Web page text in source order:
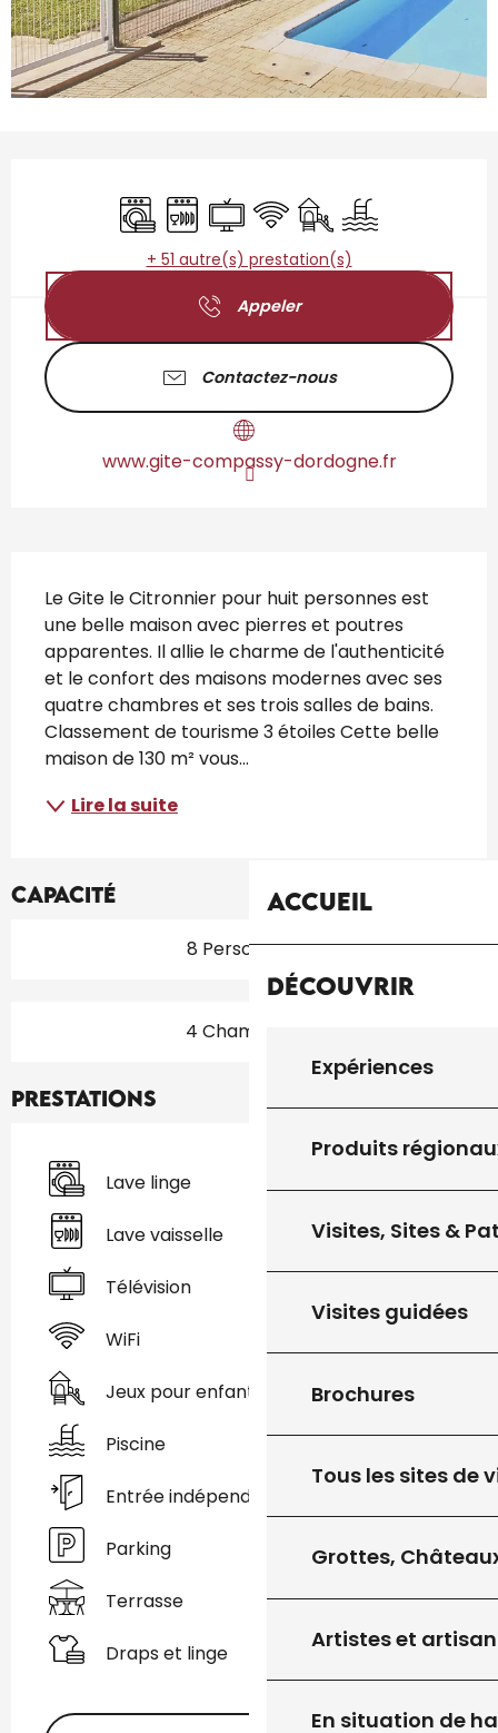
Accueil
Découvrir
Expériences
Produits
Visites, Sites &
Visites guidées
Brochures
Tous les sites de
Grottes,
Artistes et
En situation de
Lave lingeLave vaisselle
Télévision
WiFi Jeux pour enfants /
Piscine
+ 51 autre(s) prestation(s)
Appeler
Contactez-nous
www.gite-compassy-dordogne.fr
Le Gite le Citronnier pour huit personnes est
une belle maison avec pierres et poutres
apparentes. Il allie le charme de l'authenticité
et le confort des maisons modernes avec ses
quatre chambres et ses trois salles de bains.
Classement de tourisme 3 étoiles Cette belle
maison de 130 m² vous...
Lire la suite
Capacité
8 Personne(s)
4 Chambre(s)
Prestations
Lave linge
Lave vaisselle
Télévision
WiFi
Jeux pour enfants / Espace jeux
Piscine
Entrée indépendante
Parking
Terrasse
Draps et linge